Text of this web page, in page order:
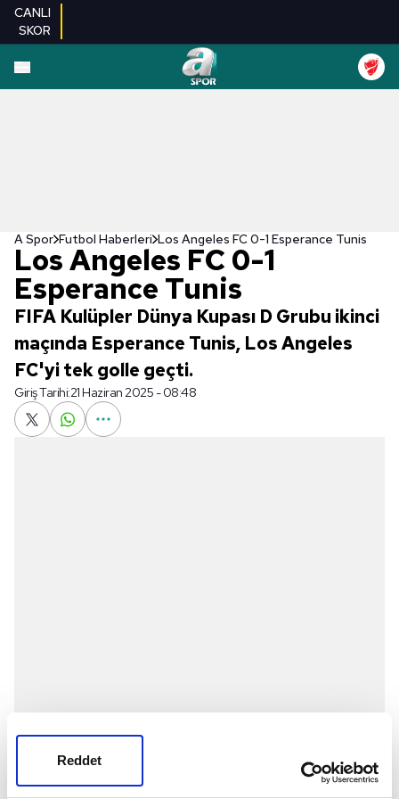
Reddet
CANLI
SKOR
A Spor Futbol Haberleri Los Angeles FC 0-1 Esperance Tunis
Los Angeles FC 0-1
Esperance Tunis
FIFA Kulüpler Dünya Kupası D Grubu ikinci
maçında Esperance Tunis, Los Angeles
FC'yi tek golle geçti.
Giriş Tarihi:21 Haziran 2025 - 08:48
FIFA Kulüpler Dünya Kupası D Grubu ikinci maçında
ev sahibiABD Tunusekibi
Esperance Tunis karşı karşıya geldi.